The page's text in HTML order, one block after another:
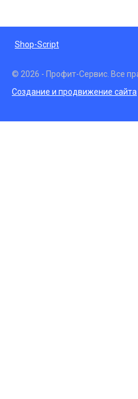
Shop-Script
© 2026 - Профит-Сервис. Все
Создание и продвижение сайта